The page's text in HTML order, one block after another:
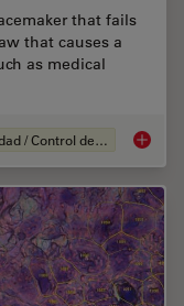
that fails
that causes a
as medical
Garantía de calidad / Control de calidad Quality